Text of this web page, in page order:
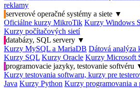
reklamy
serverové operačné systémy a siete ▼
Oficiálne kurzy MikroTik Kurzy Windows
Kurzy počítačových sietí
databázy, SQL servery ▼
Kurzy MySQL a MariaDB Dátová analýza
Kurzy SQL Kurzy Oracle Kurzy Microsoft
programovacie jazyky, testovanie softvéru
Kurzy testovania softwaru, kurzy pre
Java Kurzy Python Kurzy programovania a